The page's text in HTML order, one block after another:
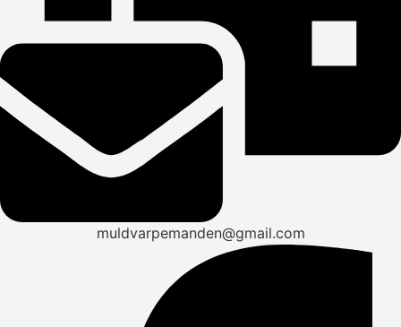
muldvarpemanden@gmail.com